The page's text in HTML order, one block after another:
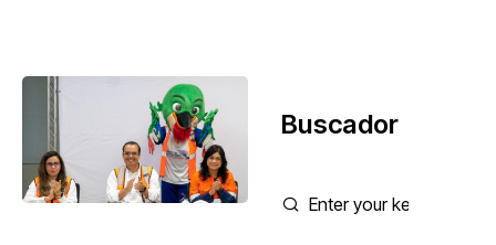
Buscador